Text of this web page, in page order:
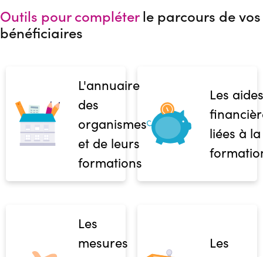
Outils pour compléterle parcours de vos
bénéficiaires
L'annuaire
des
organismes
et de leurs
formations
Les aides
liées à la
Les
mesures
Les